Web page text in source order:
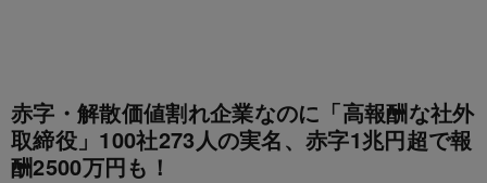
赤字・解散価値割れ企業なのに「高報酬な社外
取締役」100社273人の実名、赤字1兆円超で報
酬2500万円も！